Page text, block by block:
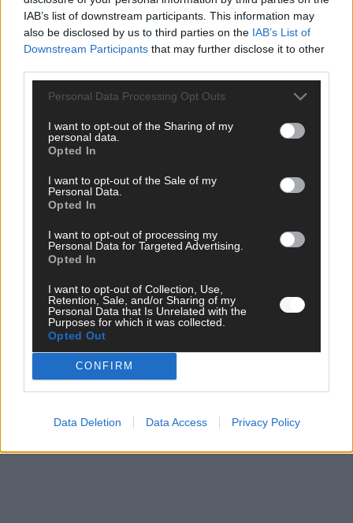
IAB’s list of downstream participants. This information may
also be disclosed by us to third parties on the IAB’s List of
Downstream Participants that may further disclose it to other
Personal Data Processing Opt Outs
I want to opt-out of the Sharing of my
personal data.
Opted In
I want to opt-out of the Sale of my
Personal Data.
Opted In
I want to opt-out of processing my
Personal Data for Targeted Advertising.
Opted In
I want to opt-out of Collection, Use,
Retention, Sale, and/or Sharing of my
Personal Data that Is Unrelated with the
Purposes for which it was collected.
Opted Out
CONFIRM
Data Deletion Data Access Privacy Policy
Startreihenfolge des ESC-Finales 2026 im Überblick
Mai 2026
KOMMENTAR
Alle 25 ESC-Finalisten auf dem Prüfstand: Stärken,
Mai 2026
EUROVISION
Vier Sieger gleichzeitig, Manipulationsverdacht, Jury-
Comeback: Die turbulente Geschichte der ESC-Wertung
Mai 2026